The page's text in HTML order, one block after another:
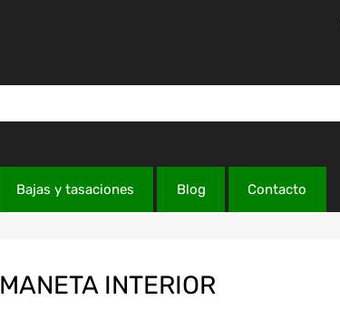
Bajas y tasaciones Blog Contacto
MANETA INTERIOR